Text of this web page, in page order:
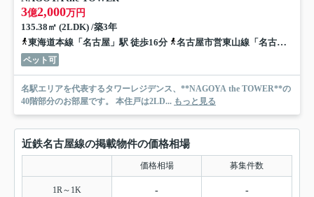
3億2,000万円
135.38㎡ (2LDK) /築3年
東海道本線「名古屋」駅 徒歩16分
名古屋市営東山線「名古屋」駅 徒歩14分
ペット可
名駅エリアを代表するタワーレジデンス、**NAGOYA the TOWER**の
40階部分のお部屋です。 本住戸は2LD... もっと見る
近鉄名古屋線の掲載物件の価格相場
価格相場 募集件数
1R～1K - -